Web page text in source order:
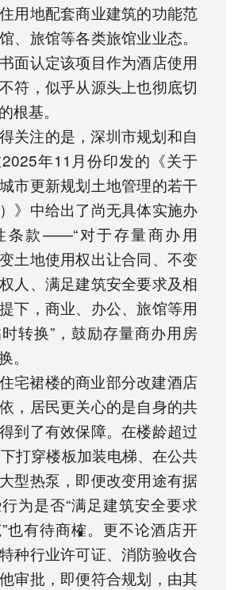
用地配套商业建筑的功能范
、旅馆等各类旅馆业业态。
面认定该项目作为酒店使用
符，似乎从源头上也彻底切
根基。
关注的是，深圳市规划和自
年11月份印发的《关于
市更新规划土地管理的若干
》中给出了尚无具体实施办
条款——“对于存量商办用
土地使用权出让合同、不变
人、满足建筑安全要求及相
下，商业、办公、旅馆等用
转换”，鼓励存量商办用房
。
宅裙楼的商业部分改建酒店
，居民更关心的是自身的共
到了有效保障。在楼龄超过
打穿楼板加装电梯、在公共
型热泵，即便改变用途有据
为是否“满足建筑安全要求
也有待商榷。更不论酒店开
种行业许可证、消防验收合
审批，即便符合规划，由其